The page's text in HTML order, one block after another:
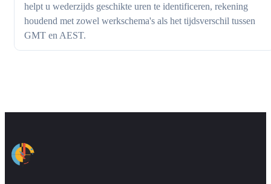
helpt u wederzijds geschikte uren te identificeren, rekening
houdend met zowel werkschema's als het tijdsverschil tussen
GMT en AEST.